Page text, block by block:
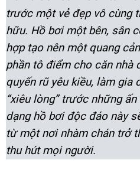
trước một vẻ đẹp vô cùng
hữu. Hồ bơi một bên, sân
hợp tạo nên một quang
phần tô điểm cho căn nhà
quyến rũ yêu kiều, làm gia
“xiêu lòng” trước những
dạng hồ bơi độc đáo này
từ một nơi nhàm chán trở
thu hút mọi người.